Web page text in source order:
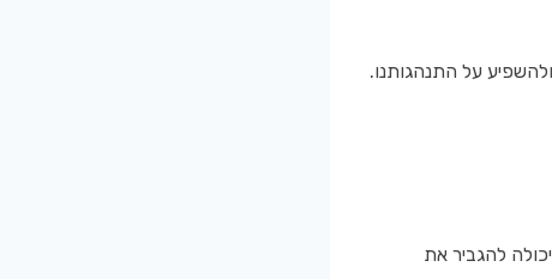
על התנהגותנו.
להגביר את